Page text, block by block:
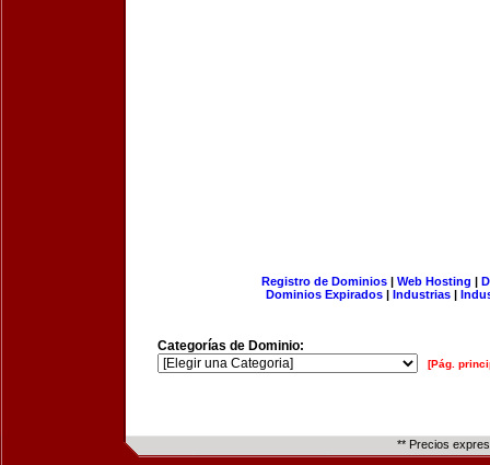
Registro de Dominios| Web Hosting |
Dominios Expirados | Industrias |
Categorías de Dominio:
[Pág.
** Precios